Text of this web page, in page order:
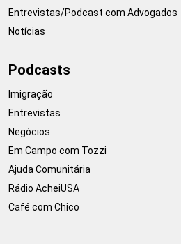
Entrevistas/Podcast com Advogados
Notícias
Podcasts
Imigração
Entrevistas
Negócios
Em Campo com Tozzi
Ajuda Comunitária
Rádio AcheiUSA
Café com Chico